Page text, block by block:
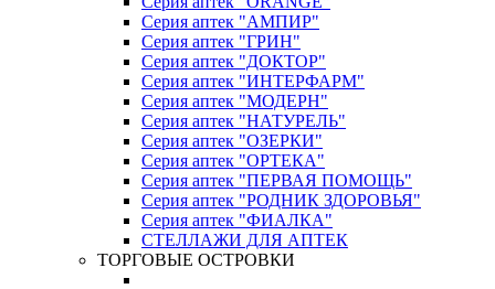
Серия аптек "АМПИР"
Серия аптек "ГРИН"
Серия аптек "ДОКТОР"
Серия аптек "ИНТЕРФАРМ"
Серия аптек "МОДЕРН"
Серия аптек "НАТУРЕЛЬ"
Серия аптек "ОЗЕРКИ"
Серия аптек "ОРТЕКА"
Серия аптек "ПЕРВАЯ ПОМОЩЬ"
Серия аптек "РОДНИК ЗДОРОВЬЯ"
Серия аптек "ФИАЛКА"
СТЕЛЛАЖИ ДЛЯ АПТЕК
ТОРГОВЫЕ ОСТРОВКИ